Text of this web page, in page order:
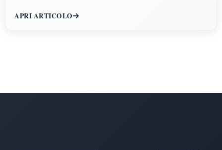
Dipartimenti di Scienze Giuridiche ed Economiche, Scienze
APRI ARTICOLO